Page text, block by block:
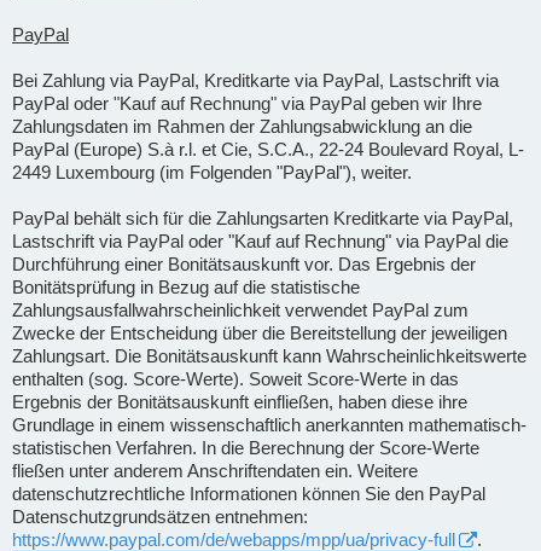
PayPal
Bei Zahlung via PayPal, Kreditkarte via PayPal, Lastschrift via
PayPal oder "Kauf auf Rechnung" via PayPal geben wir Ihre
Zahlungsdaten im Rahmen der Zahlungsabwicklung an die
PayPal (Europe) S.à r.l. et Cie, S.C.A., 22-24 Boulevard Royal, L-
2449 Luxembourg (im Folgenden "PayPal"), weiter.
PayPal behält sich für die Zahlungsarten Kreditkarte via PayPal,
Lastschrift via PayPal oder "Kauf auf Rechnung" via PayPal die
Durchführung einer Bonitätsauskunft vor. Das Ergebnis der
Bonitätsprüfung in Bezug auf die statistische
Zahlungsausfallwahrscheinlichkeit verwendet PayPal zum
Zwecke der Entscheidung über die Bereitstellung der jeweiligen
Zahlungsart. Die Bonitätsauskunft kann Wahrscheinlichkeitswerte
enthalten (sog. Score-Werte). Soweit Score-Werte in das
Ergebnis der Bonitätsauskunft einfließen, haben diese ihre
Grundlage in einem wissenschaftlich anerkannten mathematisch-
statistischen Verfahren. In die Berechnung der Score-Werte
fließen unter anderem Anschriftendaten ein. Weitere
datenschutzrechtliche Informationen können Sie den PayPal
Datenschutzgrundsätzen entnehmen:
https://www.paypal.com/de/webapps/mpp/ua/privacy-full
.